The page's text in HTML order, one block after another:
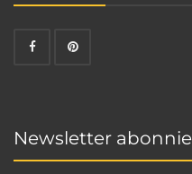
Newsletter